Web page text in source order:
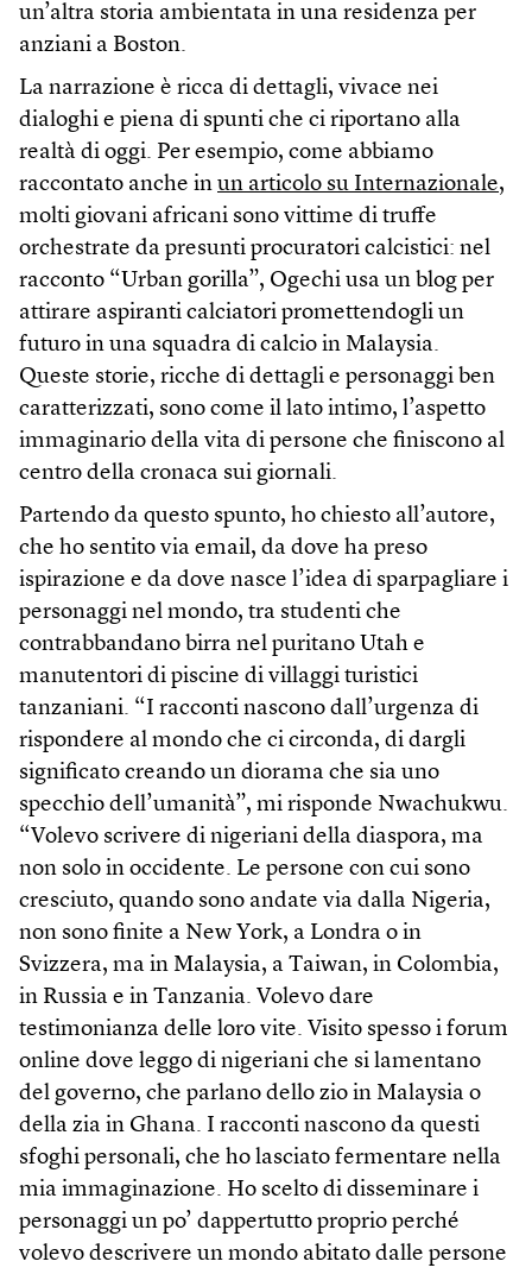
un’altra storia ambientata in una residenza per
anziani a Boston.
La narrazione è ricca di dettagli, vivace nei
dialoghi e piena di spunti che ci riportano alla
realtà di oggi. Per esempio, come abbiamo
raccontato anche in un articolo su Internazionale,
molti giovani africani sono vittime di truffe
orchestrate da presunti procuratori calcistici: nel
racconto “Urban gorilla”, Ogechi usa un blog per
attirare aspiranti calciatori promettendogli un
futuro in una squadra di calcio in Malaysia.
Queste storie, ricche di dettagli e personaggi ben
caratterizzati, sono come il lato intimo, l’aspetto
immaginario della vita di persone che finiscono al
centro della cronaca sui giornali.
Partendo da questo spunto, ho chiesto all’autore,
che ho sentito via email, da dove ha preso
ispirazione e da dove nasce l’idea di sparpagliare i
personaggi nel mondo, tra studenti che
contrabbandano birra nel puritano Utah e
manutentori di piscine di villaggi turistici
tanzaniani. “I racconti nascono dall’urgenza di
rispondere al mondo che ci circonda, di dargli
significato creando un diorama che sia uno
specchio dell’umanità”, mi risponde Nwachukwu.
“Volevo scrivere di nigeriani della diaspora, ma
non solo in occidente. Le persone con cui sono
cresciuto, quando sono andate via dalla Nigeria,
non sono finite a New York, a Londra o in
Svizzera, ma in Malaysia, a Taiwan, in Colombia,
in Russia e in Tanzania. Volevo dare
testimonianza delle loro vite. Visito spesso i forum
online dove leggo di nigeriani che si lamentano
del governo, che parlano dello zio in Malaysia o
della zia in Ghana. I racconti nascono da questi
sfoghi personali, che ho lasciato fermentare nella
mia immaginazione. Ho scelto di disseminare i
personaggi un po’ dappertutto proprio perché
volevo descrivere un mondo abitato dalle persone